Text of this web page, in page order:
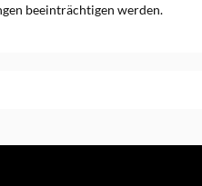
beeinträchtigen werden.